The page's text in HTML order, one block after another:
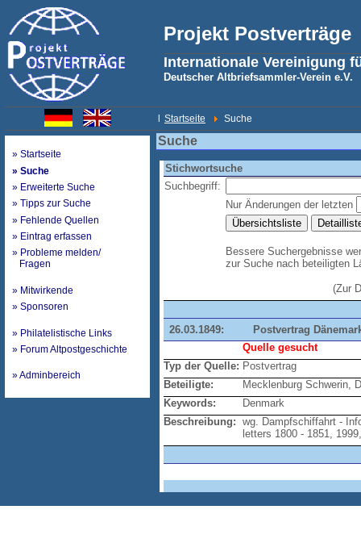
Projekt Postverträge
Internationale Vereinigung
Deutscher Altbriefsammler-Verein e.V.
Startseite Suche
» Startseite
» Suche
» Erweiterte Suche
» Tipps zur Suche
» Fehlende Quellen
» Eintrag erfassen
» Probleme melden/
Fragen
» Mitwirkende
» Sponsoren
» Philatelistische Links
» Forum Altpostgeschichte
» Adminbereich
Suche
Stichwortsuche
Suchbegriff:
Nur Änderungen der letzten
Bessere Suchergebnisse
zur Suche nach beteiligten
(Zur
26.03.1849:
Postvertrag
Quelle gesucht
Typ der Quelle: Postvertrag
Beteiligte:
Mecklenburg Schwerin,
Keywords:
Denmark
Beschreibung: wg. Dampfschiffahrt -
letters 1800 - 1851,